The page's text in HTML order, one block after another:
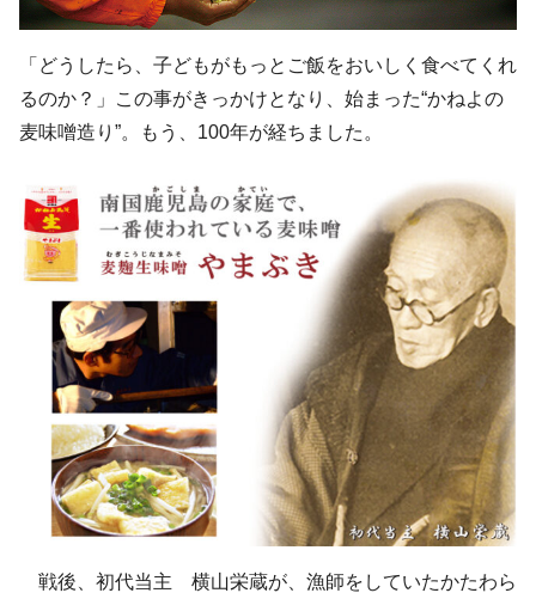
「どうしたら、子どもがもっとご飯をおいしく食べてくれ
るのか？」この事がきっかけとなり、始まった“かねよの
麦味噌造り”。もう、100年が経ちました。
戦後、初代当主 横山栄蔵が、漁師をしていたかたわら